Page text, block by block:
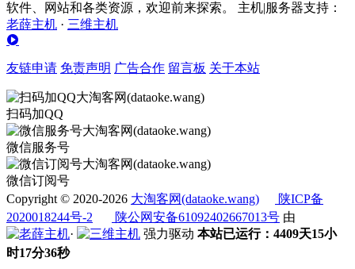
软件、网站和各类资源，欢迎前来探索。 主机|服务器支持：
老薛主机 · 三维主机
友链申请 免责声明 广告合作 留言板 关于本站
扫码加QQ
微信服务号
微信订阅号
Copyright © 2020-2026 大淘客网(dataoke.wang)
陕ICP备
2020018244号-2
陕公网安备61092402667013号 由
·
强力驱动 本站已运行：4409天15小
时17分36秒